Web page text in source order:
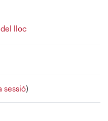
lloc
sessió)